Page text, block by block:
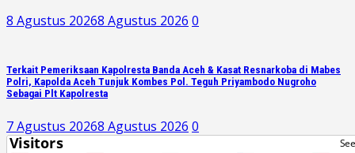
8 Agustus 20268 Agustus 2026 0
Terkait Pemeriksaan Kapolresta Banda Aceh & Kasat Resnarkoba di Mabes
Polri, Kapolda Aceh Tunjuk Kombes Pol. Teguh Priyambodo Nugroho
Sebagai Plt Kapolresta
7 Agustus 20268 Agustus 2026 0